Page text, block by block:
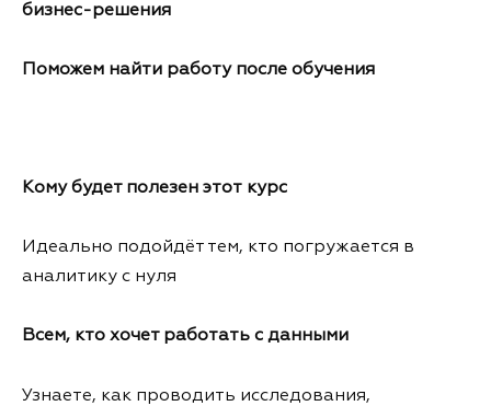
бизнес-решения
Поможем найти работу после обучения
Кому будет полезен этот курс
Идеально подойдёт тем, кто погружается в
аналитику с нуля
Всем, кто хочет работать с данными
Узнаете, как проводить исследования,